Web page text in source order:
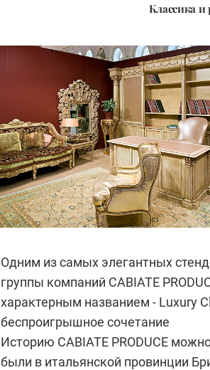
Классика и
Одним из самых элегантных
группы компаний CABIATE
характерным названием - Luxury
беспроигрышное сочетание
Историю CABIATE PRODUCE
были в итальянской провинции